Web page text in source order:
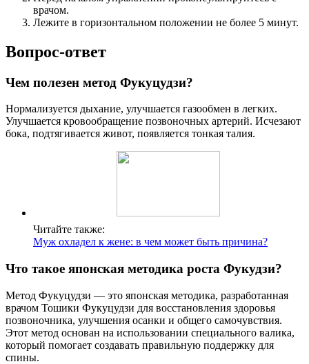
врачом.
Лежите в горизонтальном положении не более 5 минут.
Вопрос-ответ
Чем полезен метод Фукуцудзи?
Нормализуется дыхание, улучшается газообмен в легких.
Улучшается кровообращение позвоночных артерий. Исчезают
бока, подтягивается живот, появляется тонкая талия.
Читайте также:
Муж охладел к жене: в чем может быть причина?
Что такое японская методика роста Фукудзи?
Метод Фукуцудзи — это японская методика, разработанная
врачом Тошики Фукуцудзи для восстановления здоровья
позвоночника, улучшения осанки и общего самочувствия.
Этот метод основан на использовании специального валика,
который помогает создавать правильную поддержку для
спины.